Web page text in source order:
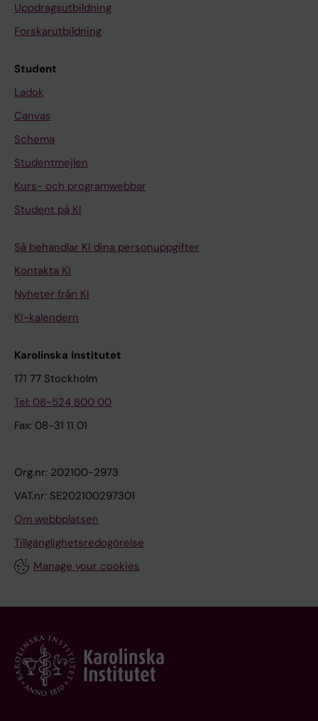
Uppdragsutbildning
Forskarutbildning
Student
Ladok
Canvas
Schema
Studentmejlen
Kurs- och programwebbar
Student på KI
Så behandlar KI dina personuppgifter
Kontakta KI
Nyheter från KI
KI-kalendern
Karolinska Institutet
171 77 Stockholm
Tel: 08-524 800 00
Fax: 08-31 11 01
Org.nr: 202100-2973
VAT.nr: SE202100297301
Om webbplatsen
Tillgänglighetsredogörelse
Manage your cookies